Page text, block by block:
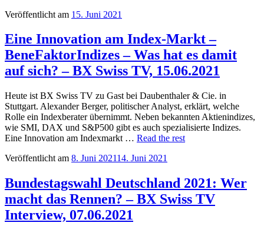
Veröffentlicht am 15. Juni 2021
Eine Innovation am Index-Markt –
BeneFaktorIndizes – Was hat es damit
auf sich? – BX Swiss TV, 15.06.2021
Heute ist BX Swiss TV zu Gast bei Daubenthaler & Cie. in
Stuttgart. Alexander Berger, politischer Analyst, erklärt, welche
Rolle ein Indexberater übernimmt. Neben bekannten Aktienindizes,
wie SMI, DAX und S&P500 gibt es auch spezialisierte Indizes.
Eine Innovation am Indexmarkt … Read the rest
Veröffentlicht am 8. Juni 202114. Juni 2021
Bundestagswahl Deutschland 2021: Wer
macht das Rennen? – BX Swiss TV
Interview, 07.06.2021